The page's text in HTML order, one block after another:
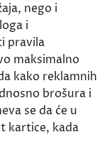
nego i
i
pravila
maksimalno
kako reklamnih
brošura i
se da će u
kartice, kada